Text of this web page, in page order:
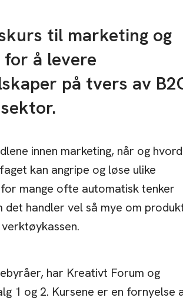
til marketing og
å levere
på tvers av
innen marketing, når og
kan angripe og løse ulike
mange ofte automatisk tenker
det handler vel så mye om
har Kreativt Forum og
1 og 2. Kursene er en fornyelse